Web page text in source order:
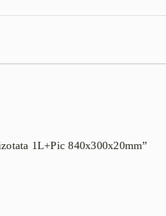
1L+Pic 840x300x20mm”